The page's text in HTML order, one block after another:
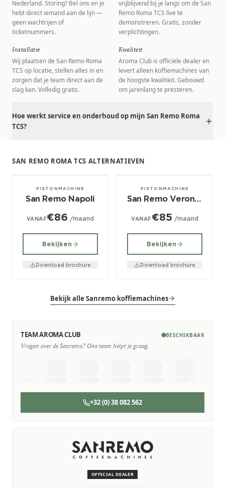
Nederland. Storing? Bel ons en je
hebt direct iemand aan de lijn —
geen wachtrijen of
ticketnummers.
vrijblijvend bij je langs om de San
Remo Roma TCS live te
demonstreren. Gratis, zonder
verplichtingen.
Installatie
Wij plaatsen de San Remo Roma
TCS op locatie, stellen alles in en
zorgen dat je team direct aan de
slag kan. Volledig gratis.
Kwaliteit
Aroma Club is officiële dealer en
levert alleen koffiemachines van
de hoogste kwaliteit. Gebouwd
om jarenlang te presteren.
Hoe werkt service en onderhoud op mijn San Remo Roma
TCS?
SAN REMO ROMA TCS ALTERNATIEVEN
2, 3, 4 groeps
PISTONMACHINE
San Remo Napoli
VANAF€86 /maand
Bekijken
Download brochure
1, 2, 3 groeps
PISTONMACHINE
San Remo Verona SED
VANAF€85 /maand
Bekijken
Download brochure
Bekijk alle Sanremo koffiemachines
TEAM AROMA CLUB BESCHIKBAAR
Vragen over de Sanremo? Ons team helpt je graag.
+32 (0) 38 082 562
OFFICIAL DEALER
Wij staan voor je klaar
Deskundige monteurs die verstand hebben van Sanremo
Persoonlijk, snel en zonder gedoe.